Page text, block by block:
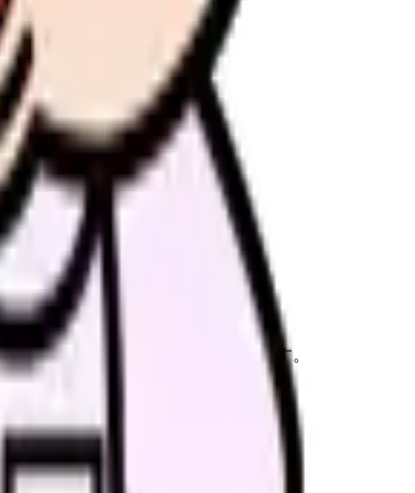
せんか。
し休むべきかを一緒に整理します。